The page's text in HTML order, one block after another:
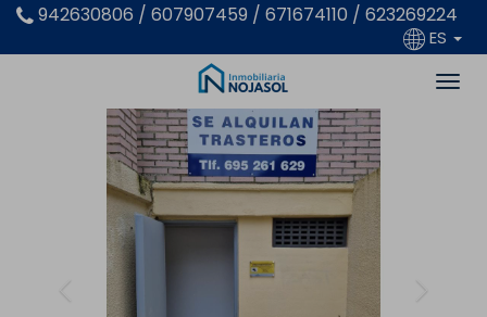
942630806 / 607907459 / 671674110 / 623269224
ES
Previous